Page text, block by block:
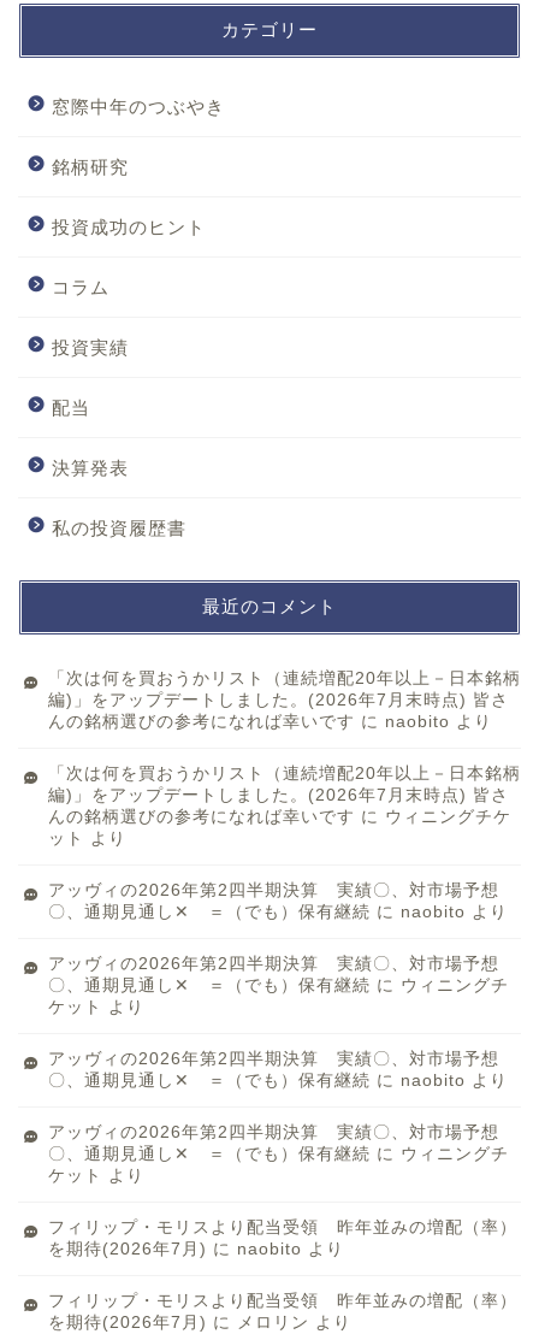
カテゴリー
窓際中年のつぶやき
銘柄研究
投資成功のヒント
コラム
投資実績
配当
決算発表
私の投資履歴書
最近のコメント
「次は何を買おうかリスト（連続増配20年以上－日本銘柄
編)」をアップデートしました。(2026年7月末時点) 皆さ
んの銘柄選びの参考になれば幸いです に naobito より
「次は何を買おうかリスト（連続増配20年以上－日本銘柄
編)」をアップデートしました。(2026年7月末時点) 皆さ
んの銘柄選びの参考になれば幸いです に ウィニングチケ
ット
より
アッヴィの2026年第2四半期決算 実績〇、対市場予想
〇、通期見通し✕ ＝（でも）保有継続 に naobito より
アッヴィの2026年第2四半期決算 実績〇、対市場予想
〇、通期見通し✕ ＝（でも）保有継続 に ウィニングチ
ケット
より
アッヴィの2026年第2四半期決算 実績〇、対市場予想
〇、通期見通し✕ ＝（でも）保有継続 に naobito より
アッヴィの2026年第2四半期決算 実績〇、対市場予想
〇、通期見通し✕ ＝（でも）保有継続 に ウィニングチ
ケット
より
フィリップ・モリスより配当受領 昨年並みの増配（率）
を期待(2026年7月) に naobito より
フィリップ・モリスより配当受領 昨年並みの増配（率）
を期待(2026年7月) に メロリン より